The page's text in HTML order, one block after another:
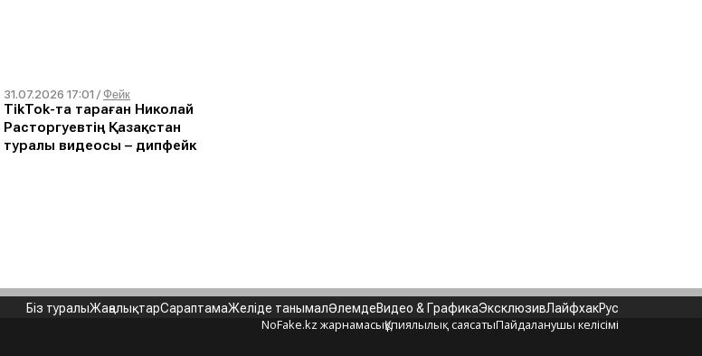
31.07.2026 17:01 /Фейк
TikTok-та тараған Николай
Расторгуевтің Қазақстан
туралы видеосы – дипфейк
Біз туралыЖаңалықтарСараптамаЖеліде танымалӘлемдеВидео & ГрафикаЭксклюзивЛайфхакРус
NoFake.kz жарнамасыҚұпиялылық саясатыПайдаланушы келісімі